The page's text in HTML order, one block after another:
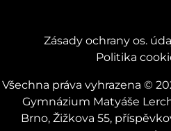
Zásady ochrany os.
Politika
Všechna práva vyhrazena ©
Gymnázium Matyáše
Brno, Žižkova 55,